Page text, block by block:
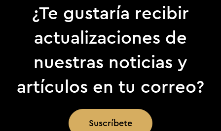
¿Te gustaría recibir
actualizaciones de
nuestras noticias y
artículos en tu correo?
Suscríbete